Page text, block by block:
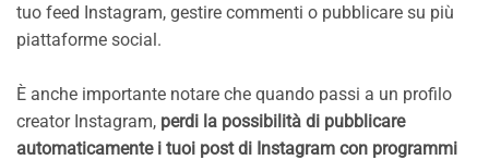
tuo feed Instagram, gestire commenti o pubblicare su più
piattaforme social.
È anche importante notare che quando passi a un profilo
creator Instagram, perdi la possibilità di pubblicare
automaticamente i tuoi post di Instagram con programmi